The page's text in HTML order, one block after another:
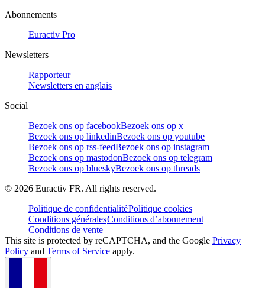
Abonnements
Euractiv Pro
Newsletters
Rapporteur
Newsletters en anglais
Social
Bezoek ons op facebookBezoek ons op x
Bezoek ons op linkedinBezoek ons op youtube
Bezoek ons op rss-feedBezoek ons op instagram
Bezoek ons op mastodonBezoek ons op telegram
Bezoek ons op blueskyBezoek ons op threads
© 2026 Euractiv FR. All rights reserved.
Politique de confidentialitéPolitique cookies
Conditions généralesConditions d’abonnement
Conditions de vente
This site is protected by reCAPTCHA, and the Google Privacy
Policy and Terms of Service apply.